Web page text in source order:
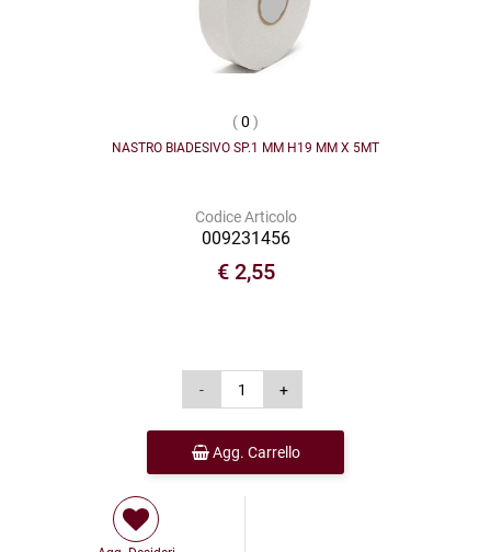
(0 )
NASTRO BIADESIVO SP.1 MM H19 MM X 5MT
Codice Articolo
009231456
€ 2,55
Agg. Carrello